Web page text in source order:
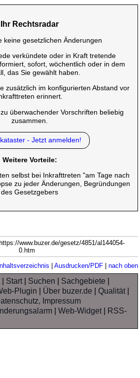
Ihr Rechtsradar
keine gesetzlichen Änderungen
verkündete oder in Kraft tretende
sofort, wöchentlich oder in dem
das Sie gewählt haben.
zusätzlich im konfigurierten Abstand vor
erinnert.
überwachender Vorschriften beliebig
zusammen.
- Jetzt anmelden!
Weitere Vorteile:
selbst bei Inkrafttreten "am Tage nach
zu jeder Änderungen, Begründungen
des Gesetzgebers
www.buzer.de/gesetz/4851/al144054-
0.htm
Inhaltsverzeichnis Ausdrucken/PDF| nach oben
| Start| Suchen Sachgebiete
Plugin Über buzer.de |Qualität|
Impressum
|Web-Widget|
RSS-